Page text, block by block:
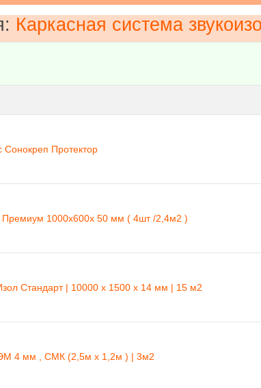
Каркасная система
Сонокреп Протектор
Премиум 1000х600х 50 мм ( 4шт /2,4м2 )
Стандарт | 10000 х 1500 х 14 мм | 15 м2
4 мм , СМК (2,5м x 1,2м ) | 3м2